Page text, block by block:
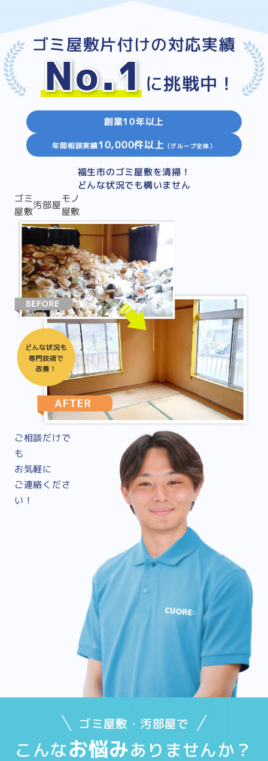
ゴミ屋敷片付けの対応実績
No.1 に挑戦中！
創業10年以上
年間相談実績10,000件以上 （グループ全体）
福生市のゴミ屋敷を清掃！
どんな状況でも構いません
ゴミ
屋敷
汚部屋
モノ
屋敷
ご相談だけで
も
お気軽に
ご連絡くださ
い！
ゴミ屋敷・汚部屋で
こんなお悩みありませんか？